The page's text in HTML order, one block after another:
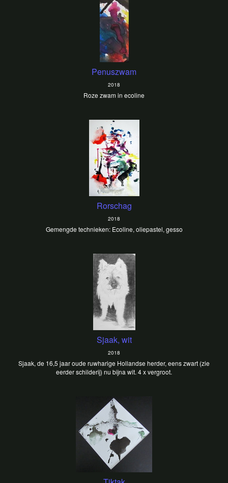
Penuszwam
2018
Roze zwam in ecoline
Rorschag
2018
Gemengde technieken: Ecoline, oliepastel, gesso
Sjaak, wit
2018
Sjaak, de 16,5 jaar oude ruwharige Hollandse herder, eens zwart (zie
eerder schilderij) nu bijna wit. 4 x vergroot.